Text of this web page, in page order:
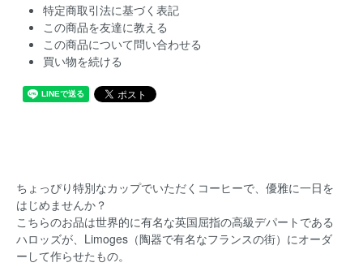
特定商取引法に基づく表記
この商品を友達に教える
この商品について問い合わせる
買い物を続ける
ちょっぴり特別なカップでいただくコーヒーで、優雅に一日を
はじめませんか？
こちらのお品は世界的に有名な英国屈指の高級デパートである
ハロッズが、Limoges（陶器で有名なフランスの街）にオーダ
ーして作らせたもの。